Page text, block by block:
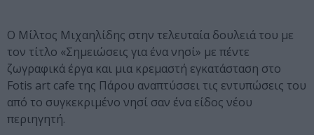
Ο Μίλτος Μιχαηλίδης στην τελευταία δουλειά του με
τον τίτλο «Σημειώσεις για ένα νησί» με πέντε
ζωγραφικά έργα και μια κρεμαστή εγκατάσταση στο
Fotis art cafe της Πάρου αναπτύσσει τις εντυπώσεις του
από το συγκεκριμένο νησί σαν ένα είδος νέου
περιηγητή.